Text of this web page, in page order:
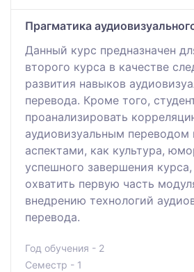
Прагматика
Данный курс предназначен
второго курса в качестве
развития навыков
перевода. Кроме того,
проанализировать
аудиовизуальным переводом
аспектами, как культура,
успешного завершения
охватить первую часть
внедрению технологий
перевода.
Год обучения - 2
Семестр - 1